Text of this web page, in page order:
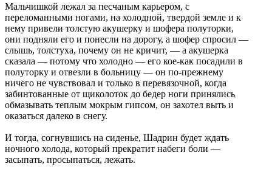
Мальчишкой лежал за песчаным карьером, с
переломанными ногами, на холодной, твердой земле и к
нему привели толстую акушерку и шофера полуторки,
они подняли его и понесли на дорогу, а шофер спросил —
слышь, толстуха, почему он не кричит, — а акушерка
сказала — потому что холодно — его кое-как посадили в
полуторку и отвезли в больницу — он по-прежнему
ничего не чувствовал и только в перевязочной, когда
забинтованные от щиколоток до бедер ноги принялись
обмазывать теплым мокрым гипсом, он захотел выть и
оказаться далеко в снегу.
И тогда, согнувшись на сиденье, Шадрин будет ждать
ночного холода, который прекратит набеги боли —
засыпать, просыпаться, лежать.